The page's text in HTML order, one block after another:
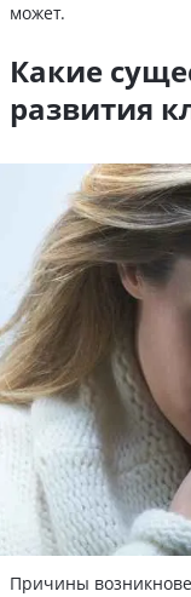
может.
Какие
развития
Причины